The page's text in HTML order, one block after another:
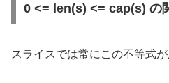
0 <= len(s) <= cap(s) の
スライスでは常にこの不等式が